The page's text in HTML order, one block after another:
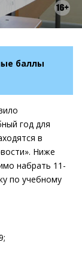
баллы
год для
в
Ниже
набрать 11-
по учебному